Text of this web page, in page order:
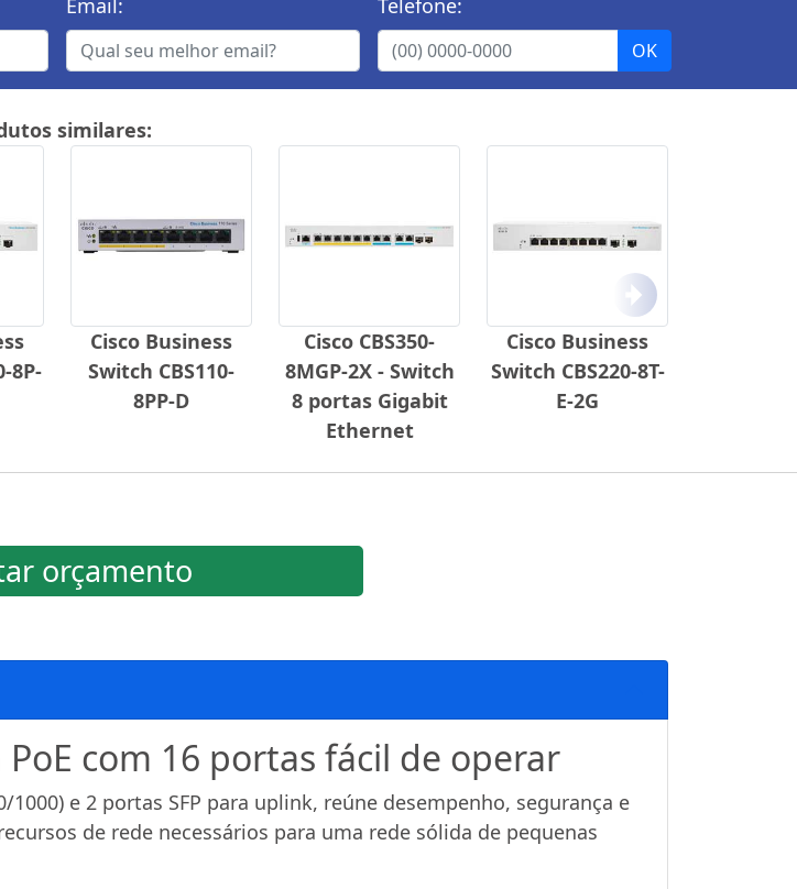
similares:
8P-
Cisco Business
Switch CBS110-
8PP-D
Cisco CBS350-
8MGP-2X - Switch
8 portas Gigabit
Ethernet
Cisco Business
Switch CBS220-8T-
E-2G
Próximo
orçamento
PoE com 16 portas fácil de operar
1000) e 2 portas SFP para uplink, reúne desempenho, segurança e
de rede necessários para uma rede sólida de pequenas